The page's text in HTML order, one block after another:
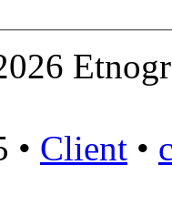
• Client •